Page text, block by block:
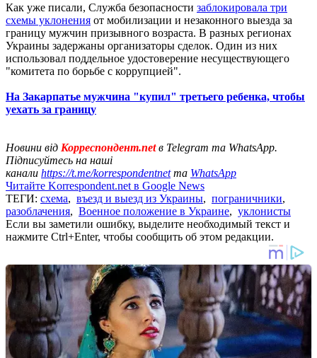
Как уже писали, Служба безопасности заблокировала три
схемы уклонения от мобилизации и незаконного выезда за
границу мужчин призывного возраста. В разных регионах
Украины задержаны организаторы сделок. Один из них
использовал поддельное удостоверение несуществующего
"комитета по борьбе с коррупцией".
На Закарпатье мужчина "купил" третьего ребенка, чтобы
уехать за границу
Новини від Корреспондент.netв Telegram та WhatsApp.
Підписуйтесь на наші
канали https://t.me/korrespondentnetта WhatsApp
Читайте Korrespondent.net в Google News
ТЕГИ: схема, въезд и выезд из Украины, пограничники,
разоблачения, Военное положение в Украине, уклонисты
Если вы заметили ошибку, выделите необходимый текст и
нажмите Ctrl+Enter, чтобы сообщить об этом редакции.